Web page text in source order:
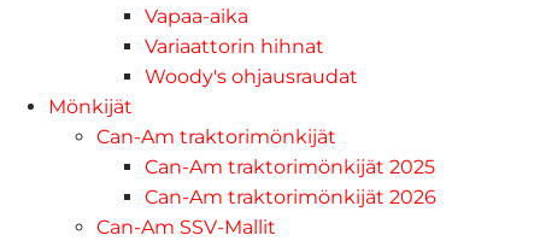
Vapaa-aika
Variaattorin hihnat
Woody's ohjausraudat
Mönkijät
Can-Am traktorimönkijät
Can-Am traktorimönkijät 2025
Can-Am traktorimönkijät 2026
Can-Am SSV-Mallit